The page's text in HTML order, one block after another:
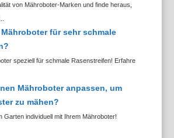
von Mähroboter-Marken und finde heraus,
für sehr schmale
speziell für schmale Rasenstreifen! Erfahre
Mähroboter anpassen, um
zu mähen?
Garten individuell mit Ihrem Mähroboter!